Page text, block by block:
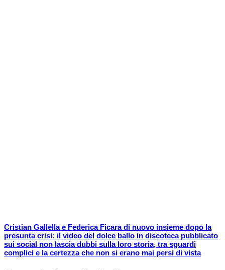
Cristian Gallella e Federica Ficara di nuovo insieme dopo la
presunta crisi: il video del dolce ballo in discoteca pubblicato
sui social non lascia dubbi sulla loro storia, tra sguardi
complici e la certezza che non si erano mai persi di vista